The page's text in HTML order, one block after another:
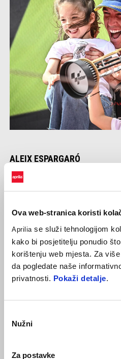
Ova web-stranica koristi
Aprilia se služi tehnologijom
kako bi posjetitelju ponudio
korištenju web mjesta. Za
da pogledate naše
privatnosti. Pokaži detalje.
pristanka
Nužni
Za postavke
ALEIX ESPARGARÓ
“Sretan sam što mogu objaviti
s punim radnim vremenom. Bilo
zajedno s Aprilijom. Ispisali smo
zaboraviti. Toliko sam se
grupu ljudi. Pred nama je vrlo
na kojoj sam brz, a do Valencije
budemo konkurentni.”
“Aleix je sjajan kolega. Proveli